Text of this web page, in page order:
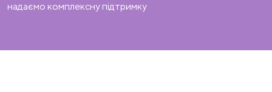
надаємо комплексну підтримку